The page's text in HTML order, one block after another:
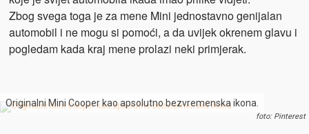
Zbog svega toga je za mene Mini jednostavno genijalan
automobil i ne mogu si pomoći, a da uvijek okrenem glavu i
pogledam kada kraj mene prolazi neki primjerak.
Originalni Mini Cooper kao apsolutno bezvremenska ikona.
foto: Pinterest